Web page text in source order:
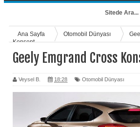
Ana Sayfa Otomobil Dünyası
Konsept
Geely Emgrand Cross
Veysel B. 18:28 Otomobil Dünyası